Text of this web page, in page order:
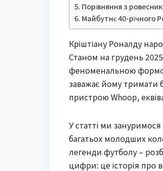
Порівняння з
Майбутнє 40-річного
Кріштіану Роналду
Станом на грудень
феноменальною
заважає йому тримати
пристрою Whoop,
У статті ми
багатьох молодших
легенди футболу –
цифри: це історія про